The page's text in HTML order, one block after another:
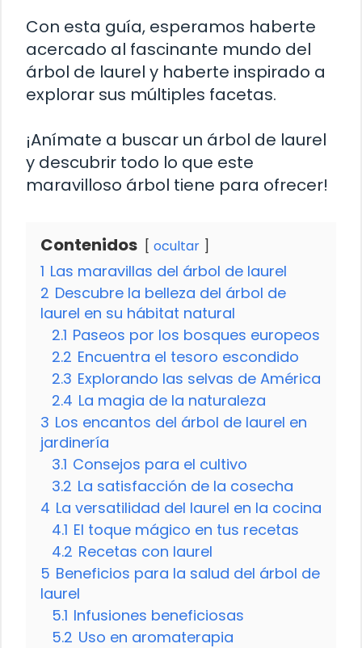
Con esta guía, esperamos haberte
acercado al fascinante mundo del
árbol de laurel y haberte inspirado a
explorar sus múltiples facetas.
¡Anímate a buscar un árbol de laurel
y descubrir todo lo que este
maravilloso árbol tiene para ofrecer!
Contenidos ocultar
1 Las maravillas del árbol de laurel
2 Descubre la belleza del árbol de
laurel en su hábitat natural
2.1 Paseos por los bosques europeos
2.2 Encuentra el tesoro escondido
2.3 Explorando las selvas de América
2.4 La magia de la naturaleza
3 Los encantos del árbol de laurel en
jardinería
3.1 Consejos para el cultivo
3.2 La satisfacción de la cosecha
4 La versatilidad del laurel en la cocina
4.1 El toque mágico en tus recetas
4.2 Recetas con laurel
5 Beneficios para la salud del árbol de
laurel
5.1 Infusiones beneficiosas
5.2 Uso en aromaterapia